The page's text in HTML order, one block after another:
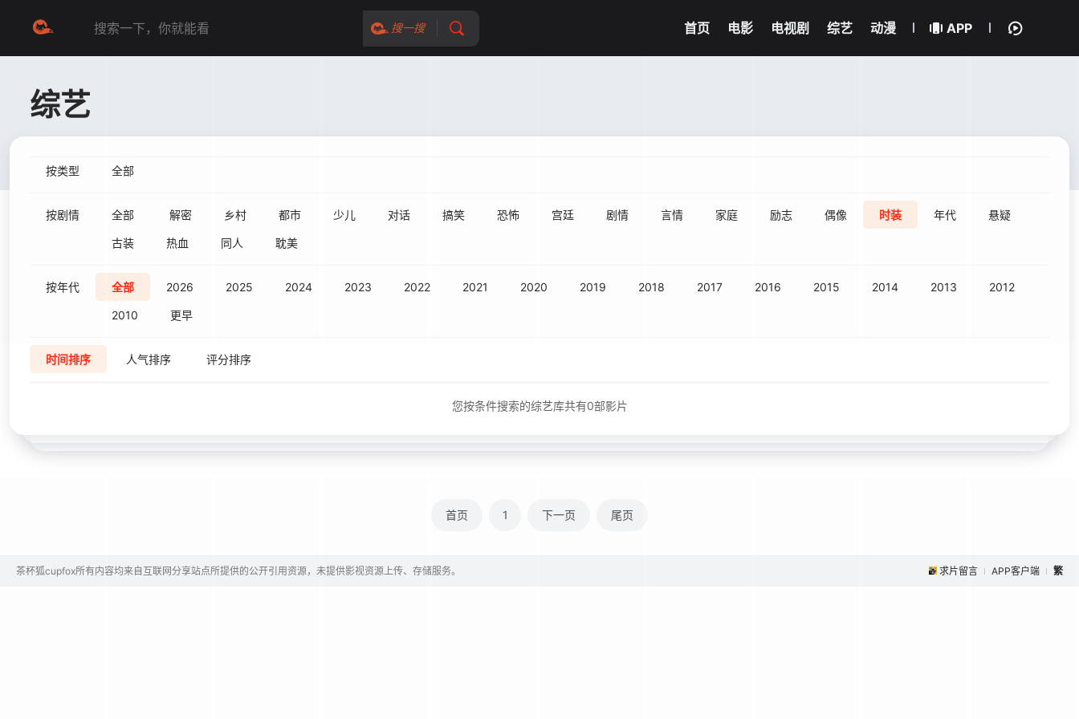
搜一搜 首页 电影 电视剧 综艺 动漫 APP
综艺
按类型 全部
按剧情 全部 解密 乡村 都市 少儿 对话 搞笑 恐怖 宫廷 剧情 言情 家庭 励志 偶像 时装 年代 悬疑
古装 热血 同人 耽美
按年代 全部 2026 2025 2024 2023 2022 2021 2020 2019 2018 2017 2016 2015 2014 2013 2012
2010 更早
时间排序 人气排序 评分排序
您按条件搜索的综艺库共有0部影片
首页 1 下一页 尾页
求片留言 APP客户端 繁
茶杯狐cupfox所有内容均来自互联网分享站点所提供的公开引用资源，未提供影视资源上传、存储服务。